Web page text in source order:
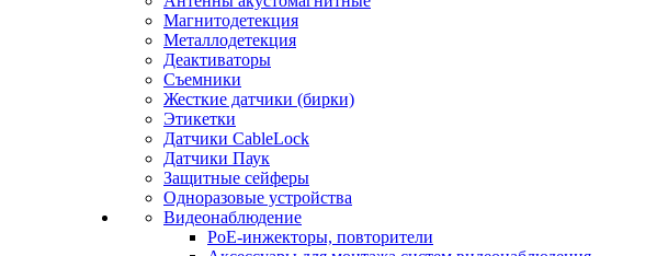
Магнитодетекция
Металлодетекция
Деактиваторы
Съемники
Жесткие датчики (бирки)
Этикетки
Датчики CableLock
Датчики Паук
Защитные сейферы
Одноразовые устройства
Видеонаблюдение
PoE-инжекторы, повторители